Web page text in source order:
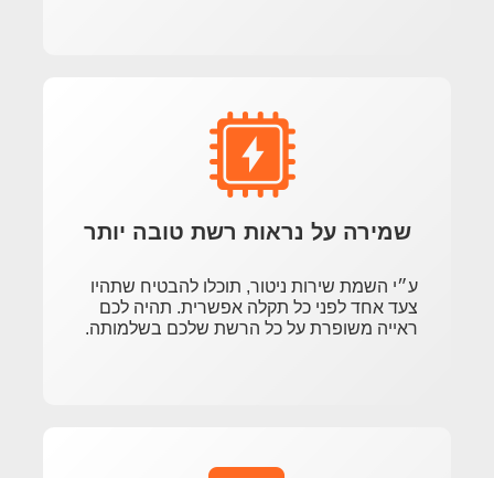
שמירה על נראות רשת טובה יותר
ע״י השמת שירות ניטור, תוכלו להבטיח שתהיו
צעד אחד לפני כל תקלה אפשרית. תהיה לכם
ראייה משופרת על כל הרשת שלכם בשלמותה.